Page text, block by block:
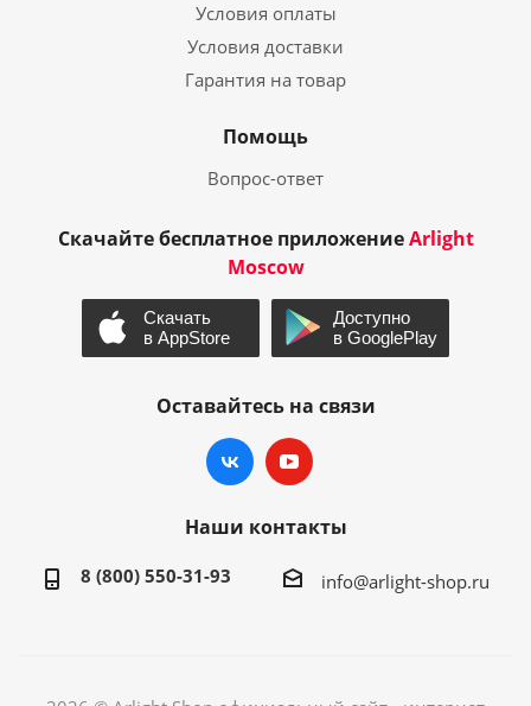
Условия оплаты
Условия доставки
Гарантия на товар
Помощь
Вопрос-ответ
Скачайте бесплатное приложениеArlight
Moscow
Оставайтесь на связи
Наши контакты
8 (800) 550-31-93 info@arlight-shop.ru